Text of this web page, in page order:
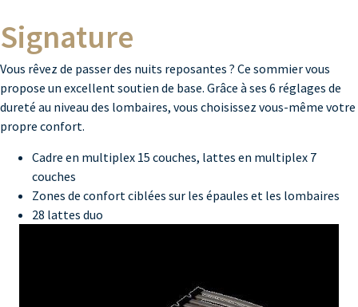
Signature
Vous rêvez de passer des nuits reposantes ? Ce sommier vous
propose un excellent soutien de base. Grâce à ses 6 réglages de
dureté au niveau des lombaires, vous choisissez vous-même votre
propre confort.
Cadre en multiplex 15 couches, lattes en multiplex 7
couches
Zones de confort ciblées sur les épaules et les lombaires
28 lattes duo